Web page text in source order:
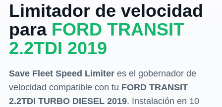
Limitador de velocidad
para FORD TRANSIT
2.2TDI 2019
Save Fleet Speed Limiteres el gobernador de
velocidad compatible con tu FORD TRANSIT
2.2TDI TURBO DIESEL 2019. Instalación en 10